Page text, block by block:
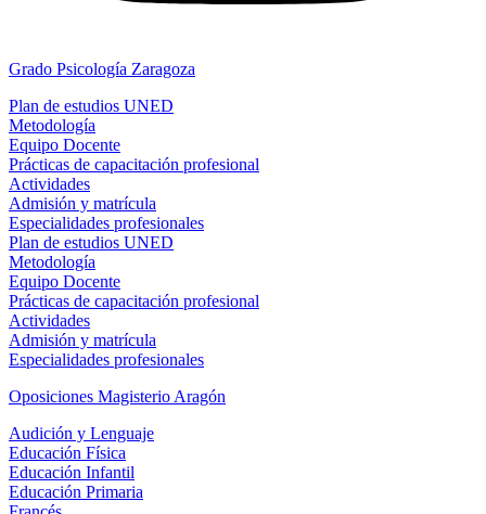
Grado Psicología Zaragoza
Plan de estudios UNED
Metodología
Equipo Docente
Prácticas de capacitación profesional
Actividades
Admisión y matrícula
Especialidades profesionales
Plan de estudios UNED
Metodología
Equipo Docente
Prácticas de capacitación profesional
Actividades
Admisión y matrícula
Especialidades profesionales
Oposiciones Magisterio Aragón
Audición y Lenguaje
Educación Física
Educación Infantil
Educación Primaria